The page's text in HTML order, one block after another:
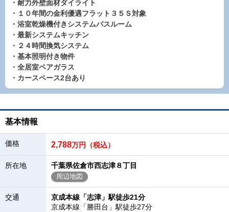
・耐力外壁面材ダイライト
・１０年間の金利優遇フラット３５Ｓ対象
・浴室乾燥機付きシステムバスルーム
・最新システムキッチン
・２４時間換気システム
・基本照明付き物件
・全居室ペアガラス
・カースペース2台あり
基本情報
価格 2,788万円（税込）
所在地 千葉県佐倉市西志津８丁目
周辺地図
交通
京成本線「志津」駅徒歩21分
京成本線「勝田台」駅徒歩27分